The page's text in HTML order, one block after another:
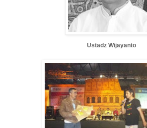
Ustadz Wijayanto